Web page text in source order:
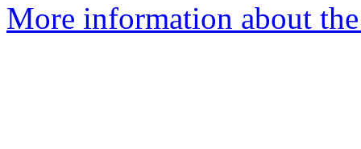
More information about